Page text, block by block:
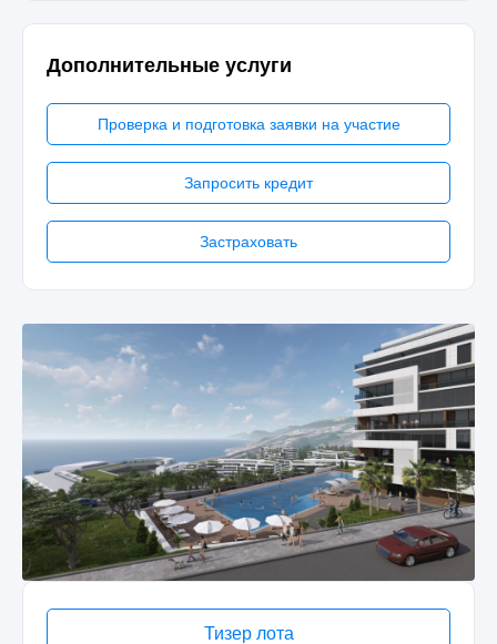
Дополнительные услуги
Проверка и подготовка заявки на участие
Запросить кредит
Застраховать
Тизер лота